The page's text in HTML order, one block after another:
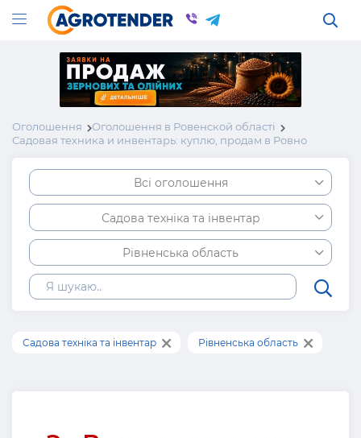
Оголошення
Оголошення в Ровенской області
Садовая техника и инвентарь: куплю, продам в Ровно
Всі оголошення
Садова техніка та інвентар
Рівненська область
Садова техніка та інвентар Рівненська область